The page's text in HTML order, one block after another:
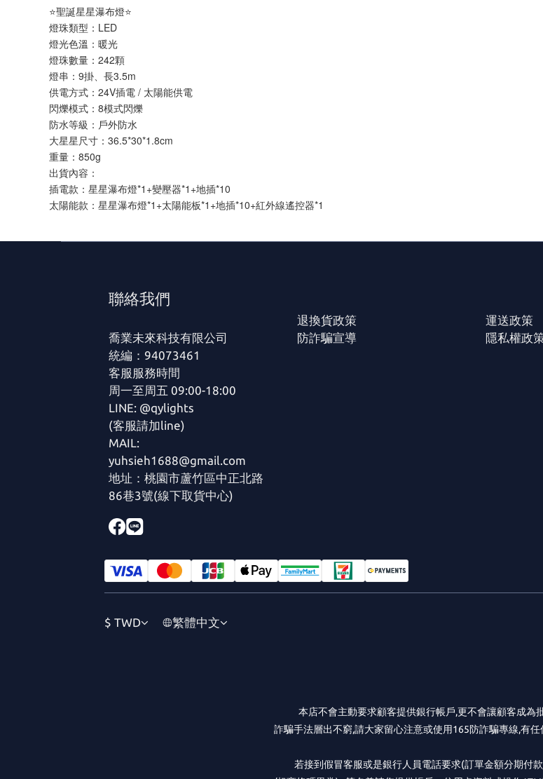
⭐聖誕星星瀑布燈⭐
燈珠類型：LED
燈光色溫：暖光
燈珠數量：242顆
燈串：9掛、長3.5m
供電方式：24V插電 / 太陽能供電
閃爍模式：8模式閃爍
防水等級：戶外防水
大星星尺寸：36.5*30*1.8cm
重量：850g
出貨內容：
插電款：星星瀑布燈*1+變壓器*1+地插*10
太陽能款：星星瀑布燈*1+太陽能板*1+地插*10+紅外線遙控器*1
聯絡我們
喬業未來科技有限公司
統編：94073461
客服服務時間
周一至周五 09:00-18:00
LINE: @qylights
(客服請加line)
MAIL:
yuhsieh1688@gmail.com
地址：桃園市蘆竹區中正北路
86巷3號(線下取貨中心)
退換貨政策
防詐騙宣導
運送政策
隱私權政
$ TWD 繁體中文
本店不會主動要求顧客提供銀行帳戶,更不會讓顧客成為
詐騙手法層出不窮,請大家留心注意或使用165防詐騙專線,有
若接到假冒客服或是銀行人員電話要求(訂單金額分期付